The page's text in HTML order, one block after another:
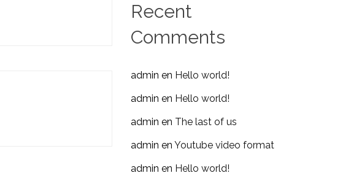
Recent
Comments
admin en Hello world!
admin en Hello world!
admin en The last of us
admin en Youtube video format
admin en Hello world!